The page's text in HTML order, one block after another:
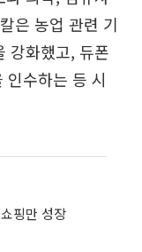
은 농업 관련 기
강화했고, 듀폰
인수하는 등 시
핑만 성장